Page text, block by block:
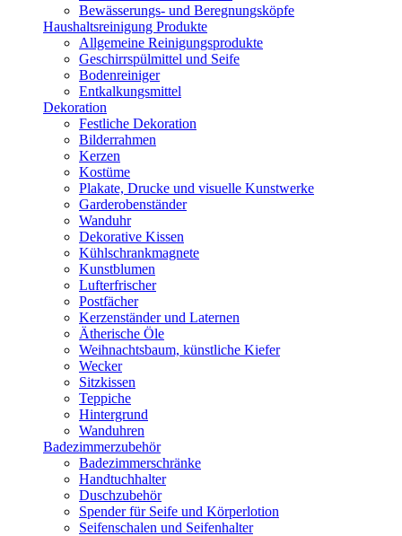
Bewässerungs- und Beregnungsköpfe
Haushaltsreinigung Produkte
Allgemeine Reinigungsprodukte
Geschirrspülmittel und Seife
Bodenreiniger
Entkalkungsmittel
Dekoration
Festliche Dekoration
Bilderrahmen
Kerzen
Kostüme
Plakate, Drucke und visuelle Kunstwerke
Garderobenständer
Wanduhr
Dekorative Kissen
Kühlschrankmagnete
Kunstblumen
Lufterfrischer
Postfächer
Kerzenständer und Laternen
Ätherische Öle
Weihnachtsbaum, künstliche Kiefer
Wecker
Sitzkissen
Teppiche
Hintergrund
Wanduhren
Badezimmerzubehör
Badezimmerschränke
Handtuchhalter
Duschzubehör
Spender für Seife und Körperlotion
Seifenschalen und Seifenhalter